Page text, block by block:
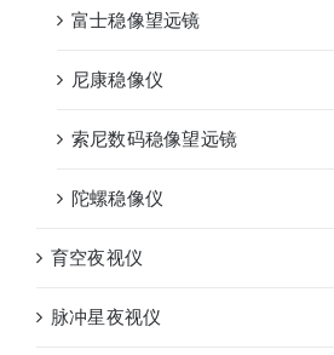
富士稳像望远镜
尼康稳像仪
索尼数码稳像望远镜
陀螺稳像仪
育空夜视仪
脉冲星夜视仪